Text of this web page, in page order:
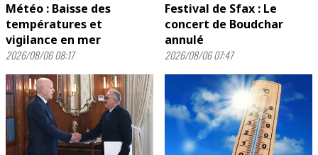
Météo : Baisse des
températures et
vigilance en mer
2026/08/06 08:17
Festival de Sfax : Le
concert de Boudchar
annulé
2026/08/06 07:47